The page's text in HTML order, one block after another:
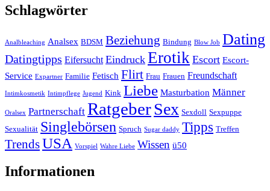
Schlagwörter
Analbleaching Analsex BDSM Beziehung Bindung Blow Job Dating
Datingtipps Eifersucht Eindruck Erotik Escort Escort-
Service Expartner Familie Fetisch Flirt Frau Frauen Freundschaft
Intimkosmetik Intimpflege Jugend Kink Liebe Masturbation Männer
Oralsex Partnerschaft RatgeberSex Sexdoll Sexpuppe
Sexualität Singlebörsen Spruch Sugar daddy Tipps Treffen
TrendsUSA Vorspiel Wahre Liebe Wissen ü50
Informationen